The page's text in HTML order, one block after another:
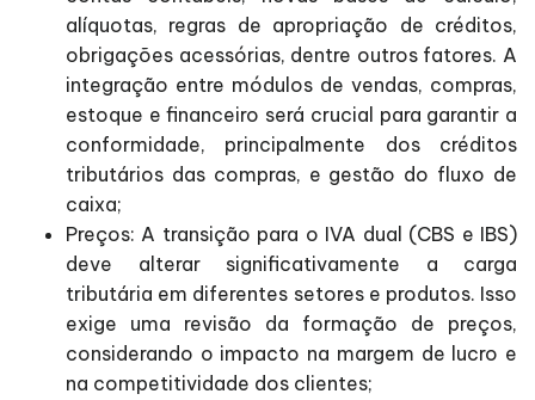
alíquotas, regras de apropriação de créditos,
obrigações acessórias, dentre outros fatores. A
integração entre módulos de vendas, compras,
estoque e financeiro será crucial para garantir a
conformidade, principalmente dos créditos
tributários das compras, e gestão do fluxo de
caixa;
Preços: A transição para o IVA dual (CBS e IBS)
deve alterar significativamente a carga
tributária em diferentes setores e produtos. Isso
exige uma revisão da formação de preços,
considerando o impacto na margem de lucro e
na competitividade dos clientes;